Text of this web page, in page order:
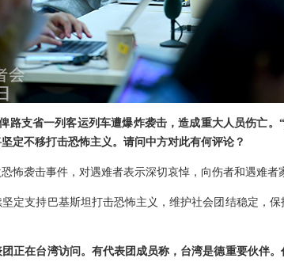
路支省一列客运列车遭爆炸袭击，造成重大人员伤亡
定不移打击恐怖主义。请问中方对此有何评论？
怖袭击事件，对遇难者表示深切哀悼，向伤者和遇难者
定支持巴基斯坦打击恐怖主义，维护社会团结稳定，
正在台湾访问。有代表团成员称，台湾是德重要伙伴